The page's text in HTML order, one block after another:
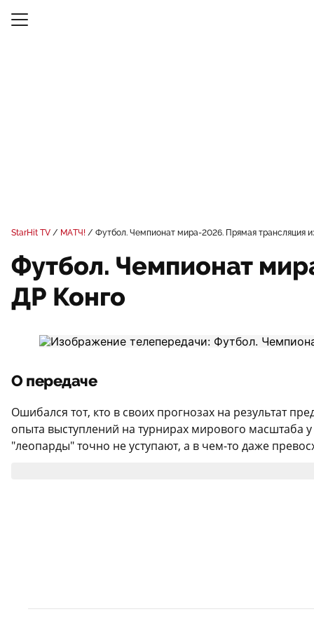
StarHit TV МАТЧ! Футбол. Чемпионат мира-2026. Прямая трансляция
Футбол. Чемпионат
ДР Конго
О передаче
Ошибался тот, кто в своих прогнозах на результат
опыта выступлений на турнирах мирового масштаба
"леопарды" точно не уступают, а в чем-то даже